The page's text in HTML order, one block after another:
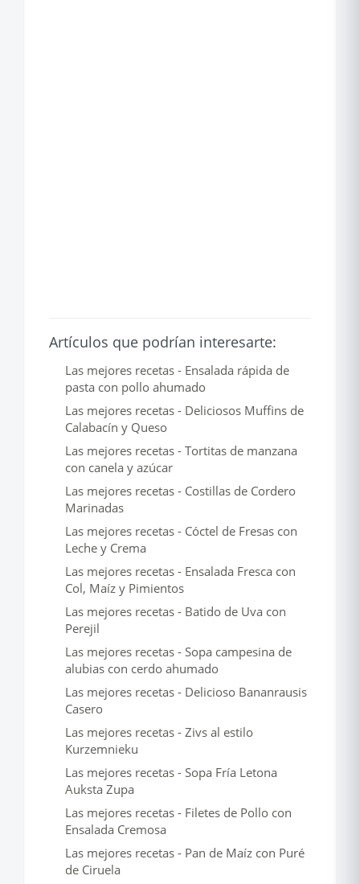
Artículos que podrían interesarte:
Las mejores recetas - Ensalada rápida de
pasta con pollo ahumado
Las mejores recetas - Deliciosos Muffins de
Calabacín y Queso
Las mejores recetas - Tortitas de manzana
con canela y azúcar
Las mejores recetas - Costillas de Cordero
Marinadas
Las mejores recetas - Cóctel de Fresas con
Leche y Crema
Las mejores recetas - Ensalada Fresca con
Col, Maíz y Pimientos
Las mejores recetas - Batido de Uva con
Perejil
Las mejores recetas - Sopa campesina de
alubias con cerdo ahumado
Las mejores recetas - Delicioso Bananrausis
Casero
Las mejores recetas - Zivs al estilo
Kurzemnieku
Las mejores recetas - Sopa Fría Letona
Auksta Zupa
Las mejores recetas - Filetes de Pollo con
Ensalada Cremosa
Las mejores recetas - Pan de Maíz con Puré
de Ciruela